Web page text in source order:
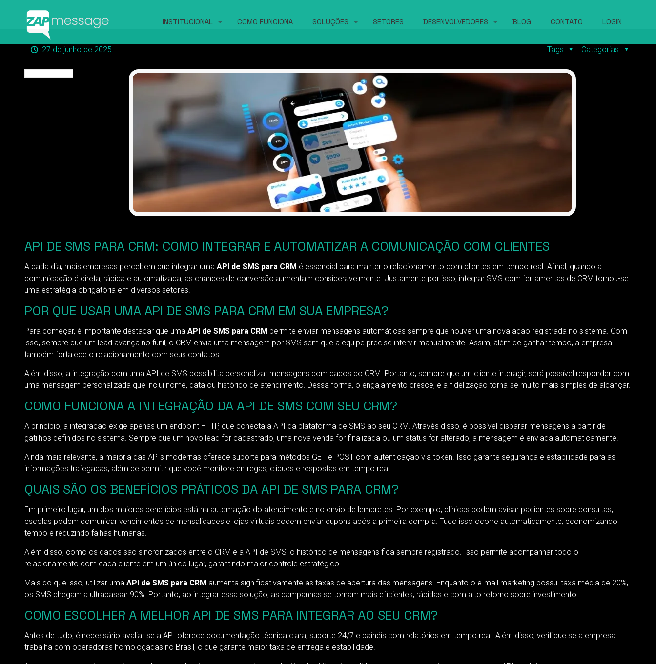
INSTITUCIONAL COMO FUNCIONA SOLUÇÕES SETORES DESENVOLVEDORES BLOG CONTATO LOGIN
27 de junho de 2025 Categorias
Tags
API DE SMS PARA CRM: COMO INTEGRAR E AUTOMATIZAR A COMUNICAÇÃO COM CLIENTES
A cada dia, mais empresas percebem que integrar uma API de SMS para CRM é essencial para manter o relacionamento com clientes em tempo real. Afinal, quando a
comunicação é direta, rápida e automatizada, as chances de conversão aumentam consideravelmente. Justamente por isso, integrar SMS com ferramentas de CRM tornou-se
uma estratégia obrigatória em diversos setores.
POR QUE USAR UMA API DE SMS PARA CRM EM SUA EMPRESA?
Para começar, é importante destacar que uma API de SMS para CRM permite enviar mensagens automáticas sempre que houver uma nova ação registrada no sistema. Com
isso, sempre que um lead avança no funil, o CRM envia uma mensagem por SMS sem que a equipe precise intervir manualmente. Assim, além de ganhar tempo, a empresa
também fortalece o relacionamento com seus contatos.
Além disso, a integração com uma API de SMS possibilita personalizar mensagens com dados do CRM. Portanto, sempre que um cliente interagir, será possível responder com
uma mensagem personalizada que inclui nome, data ou histórico de atendimento. Dessa forma, o engajamento cresce, e a fidelização torna-se muito mais simples de alcançar.
COMO FUNCIONA A INTEGRAÇÃO DA API DE SMS COM SEU CRM?
A princípio, a integração exige apenas um endpoint HTTP, que conecta a API da plataforma de SMS ao seu CRM. Através disso, é possível disparar mensagens a partir de
gatilhos definidos no sistema. Sempre que um novo lead for cadastrado, uma nova venda for finalizada ou um status for alterado, a mensagem é enviada automaticamente.
Ainda mais relevante, a maioria das APIs modernas oferece suporte para métodos GET e POST com autenticação via token. Isso garante segurança e estabilidade para as
informações trafegadas, além de permitir que você monitore entregas, cliques e respostas em tempo real.
QUAIS SÃO OS BENEFÍCIOS PRÁTICOS DA API DE SMS PARA CRM?
Em primeiro lugar, um dos maiores benefícios está na automação do atendimento e no envio de lembretes. Por exemplo, clínicas podem avisar pacientes sobre consultas,
escolas podem comunicar vencimentos de mensalidades e lojas virtuais podem enviar cupons após a primeira compra. Tudo isso ocorre automaticamente, economizando
tempo e reduzindo falhas humanas.
Além disso, como os dados são sincronizados entre o CRM e a API de SMS, o histórico de mensagens fica sempre registrado. Isso permite acompanhar todo o
relacionamento com cada cliente em um único lugar, garantindo maior controle estratégico.
Mais do que isso, utilizar uma API de SMS para CRM aumenta significativamente as taxas de abertura das mensagens. Enquanto o e-mail marketing possui taxa média de 20%,
os SMS chegam a ultrapassar 90%. Portanto, ao integrar essa solução, as campanhas se tornam mais eficientes, rápidas e com alto retorno sobre investimento.
COMO ESCOLHER A MELHOR API DE SMS PARA INTEGRAR AO SEU CRM?
Antes de tudo, é necessário avaliar se a API oferece documentação técnica clara, suporte 24/7 e painéis com relatórios em tempo real. Além disso, verifique se a empresa
trabalha com operadoras homologadas no Brasil, o que garante maior taxa de entrega e estabilidade.